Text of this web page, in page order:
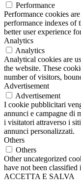
Performance
Performance cookies
performance indexes of
better user experience
Analytics
Analytics
Analytical cookies are
the website. These
number of visitors,
Advertisement
Advertisement
I cookie pubblicitari
annunci e campagne di
i visitatori attraverso i
annunci personalizzati.
Others
Others
Other uncategorized
have not been classified
ACCETTA E SALVA